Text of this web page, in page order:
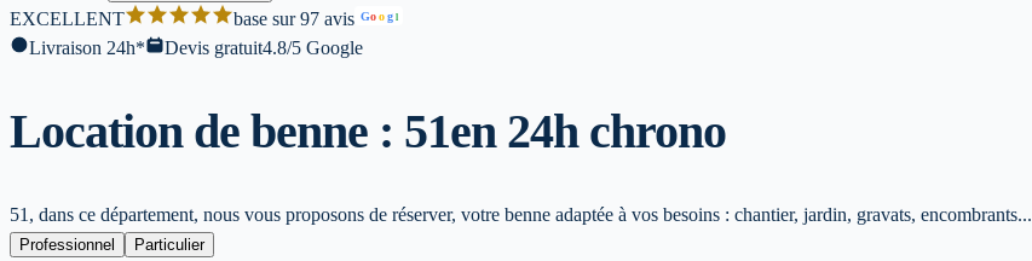
EXCELLENT base sur 97 avis Goog l
Livraison 24h* Devis gratuit4.8/5 Google
Location de benne : 51en 24h chrono
51, dans ce département, nous vous proposons de réserver, votre benne adaptée à vos besoins : chantier, jardin, gravats, encombrants...
Professionnel Particulier